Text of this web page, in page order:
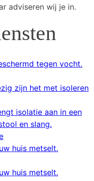
adviseren wij je in.